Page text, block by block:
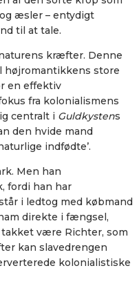
æsler – entydigt
til at tale.
kræfter. Denne
højromantikkens store
en effektiv
fra kolonialismens
centralt i Guldkystens
den hvide mand
indfødte’.
Men han
fordi han har
i ledtog med købmand
direkte i fængsel,
være Richter, som
kan slavedrengen
kolonialistiske